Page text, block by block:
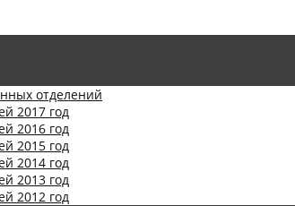
отделений
2017 год
2016 год
2015 год
2014 год
2013 год
2012 год